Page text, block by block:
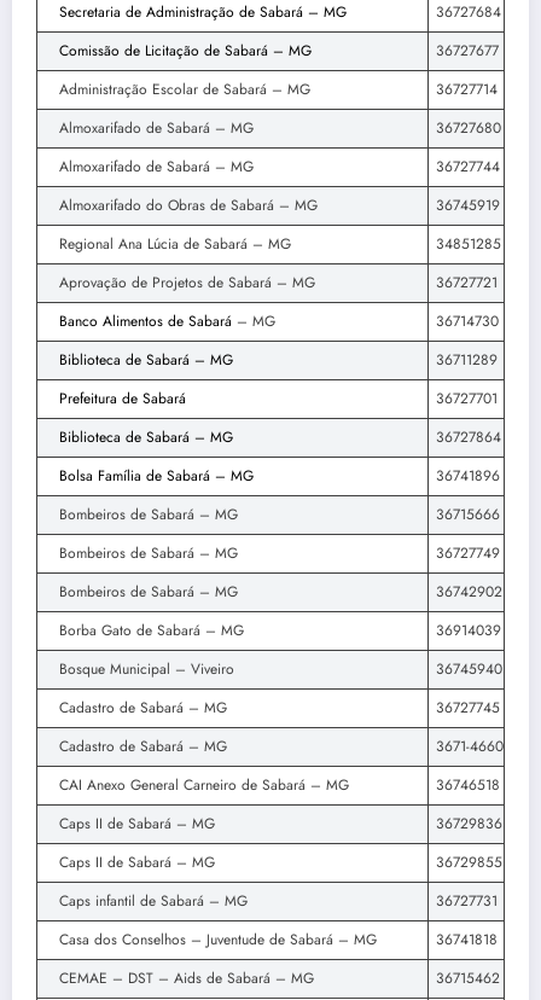
Secretaria de Administração de Sabará – MG
36727684
Comissão de Licitação de Sabará – MG
36727677
Administração Escolar de Sabará – MG
36727714
Almoxarifado de Sabará – MG
36727680
Almoxarifado de Sabará – MG
36727744
Almoxarifado do Obras de Sabará – MG
36745919
Regional Ana Lúcia de Sabará – MG
34851285
Aprovação de Projetos de Sabará – MG
36727721
Banco Alimentos de Sabará – MG
36714730
Biblioteca de Sabará – MG
36711289
Prefeitura de Sabará
36727701
Biblioteca de Sabará – MG
36727864
Bolsa Família de Sabará – MG
36741896
Bombeiros de Sabará – MG
36715666
Bombeiros de Sabará – MG
36727749
Bombeiros de Sabará – MG
36742902
Borba Gato de Sabará – MG
36914039
Bosque Municipal – Viveiro
36745940
Cadastro de Sabará – MG
36727745
Cadastro de Sabará – MG
3671-4660
CAI Anexo General Carneiro de Sabará – MG
36746518
Caps II de Sabará – MG
36729836
Caps II de Sabará – MG
36729855
Caps infantil de Sabará – MG
36727731
Casa dos Conselhos – Juventude de Sabará – MG
36741818
CEMAE – DST – Aids de Sabará – MG
36715462